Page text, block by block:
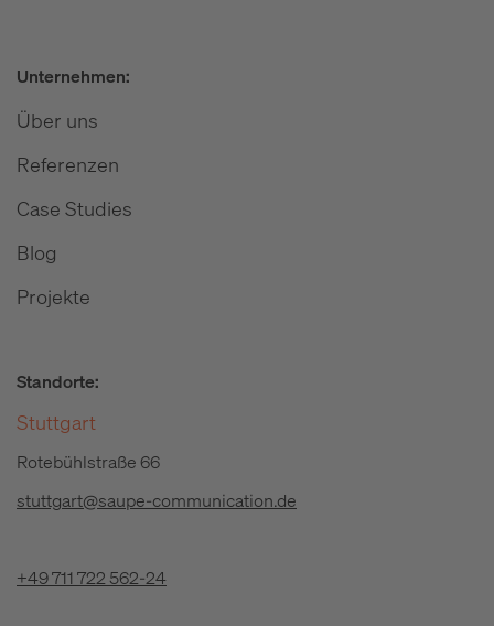
Unternehmen:
Über uns
Referenzen
Case Studies
Blog
Projekte
Standorte:
Stuttgart
Rotebühlstraße 66
stuttgart@saupe-communication.de
+49 711 722 562-24